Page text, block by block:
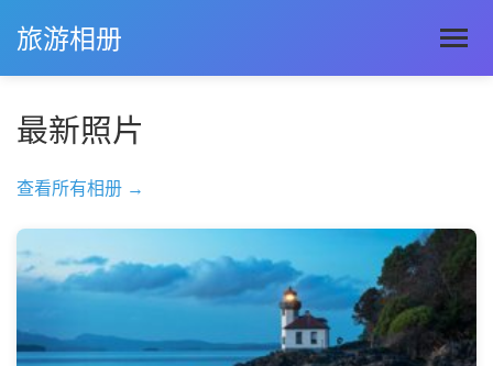
旅游相册
最新照片
查看所有相册 →